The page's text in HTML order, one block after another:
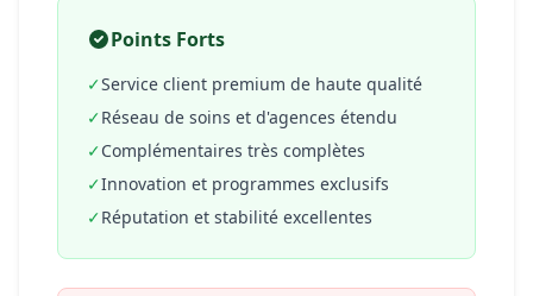
Points Forts
✓Service client premium de haute qualité
✓Réseau de soins et d'agences étendu
✓Complémentaires très complètes
✓Innovation et programmes exclusifs
✓Réputation et stabilité excellentes